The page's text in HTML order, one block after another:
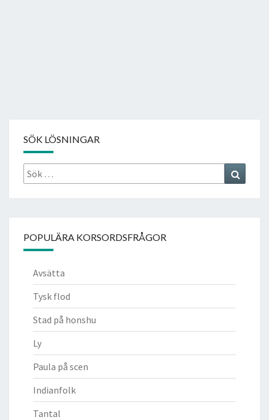
SÖK LÖSNINGAR
Sök
efter:
POPULÄRA KORSORDSFRÅGOR
Avsätta
Tysk flod
Stad på honshu
Ly
Paula på scen
Indianfolk
Tantal